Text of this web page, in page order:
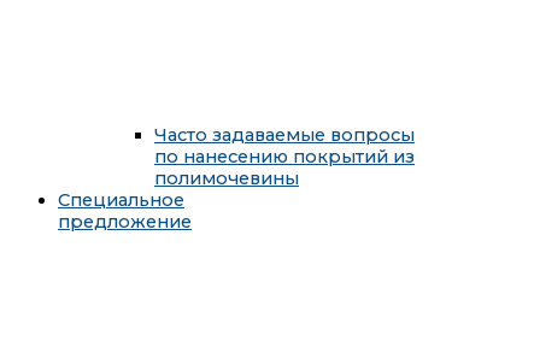
Часто задаваемые вопросы
по нанесению покрытий из
полимочевины
Специальное
предложение